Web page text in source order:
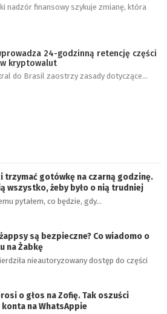
nadzór finansowy szykuje zmianę, która
24-godzinną retencję części
kryptowalut
do Brasil zaostrzy zasady dotyczące…
trzymać gotówkę na czarną godzinę.
wszystko, żeby było o nią trudniej
pytałem, co będzie, gdy…
są bezpieczne? Co wiadomo o
na Żabkę
nieautoryzowany dostęp do części
o głos na Zofię. Tak oszuści
na WhatsAppie